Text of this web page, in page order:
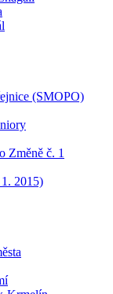
(SMOPO)
Změně č. 1
2015)